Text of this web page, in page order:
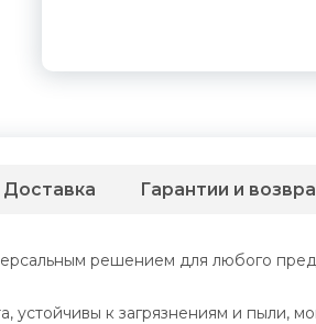
решением для любого
к загрязнениям и пыли,
Доставка Гарантии и